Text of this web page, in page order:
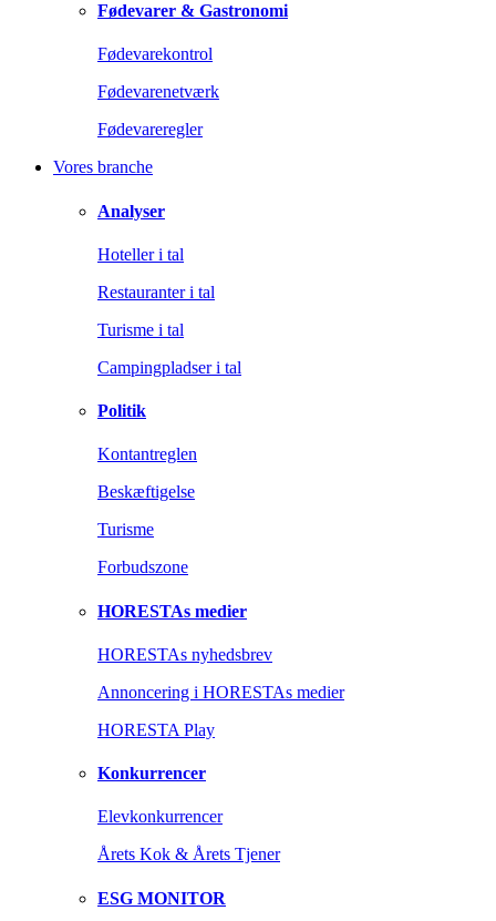
Fødevarer & Gastronomi
Fødevarekontrol
Fødevarenetværk
Fødevareregler
Vores branche
Analyser
Hoteller i tal
Restauranter i tal
Turisme i tal
Campingpladser i tal
Politik
Kontantreglen
Beskæftigelse
Turisme
Forbudszone
HORESTAs medier
HORESTAs nyhedsbrev
Annoncering i HORESTAs medier
HORESTA Play
Konkurrencer
Elevkonkurrencer
Årets Kok & Årets Tjener
ESG MONITOR